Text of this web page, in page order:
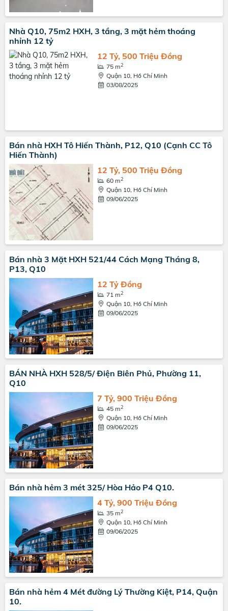
Nhà Q10, 75m2 HXH, 3 tầng, 3 mặt hẻm thoáng
nhỉnh 12 tỷ
12 Tỷ, 500 Triệu Đồng
75 m2
Quận 10, Hồ Chí Minh
03/08/2025
Bán nhà HXH Tô Hiến Thành, P12, Q10 (Cạnh CC Tô
Hiến Thành)
12 Tỷ, 500 Triệu Đồng
60 m2
Quận 10, Hồ Chí Minh
09/06/2025
Bán nhà 3 Mặt HXH 521/44 Cách Mạng Tháng 8,
P13, Q10
12 Tỷ Đồng
71 m2
Quận 10, Hồ Chí Minh
09/06/2025
BÁN NHÀ HXH 528/5/ Điện Biên Phủ, Phường 11,
Q10
7 Tỷ, 900 Triệu Đồng
45 m2
Quận 10, Hồ Chí Minh
09/06/2025
Bán nhà hẻm 3 mét 325/ Hòa Hảo P4 Q10.
4 Tỷ, 900 Triệu Đồng
35 m2
Quận 10, Hồ Chí Minh
09/06/2025
Bán nhà hẻm 4 Mét đường Lý Thường Kiệt, P14, Quận
10.